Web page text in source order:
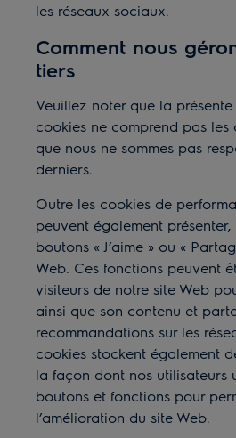
les réseaux sociaux.
Comment nous
tiers
Veuillez noter que la
cookies ne comprend pas les
que nous ne sommes pas
derniers.
Outre les cookies de
peuvent également
boutons « J’aime » ou «
Web. Ces fonctions peuvent ê
visiteurs de notre site Web
ainsi que son contenu et
recommandations sur les ré
cookies stockent également
la façon dont nos utilisateurs
boutons et fonctions pour
l’amélioration du site Web.